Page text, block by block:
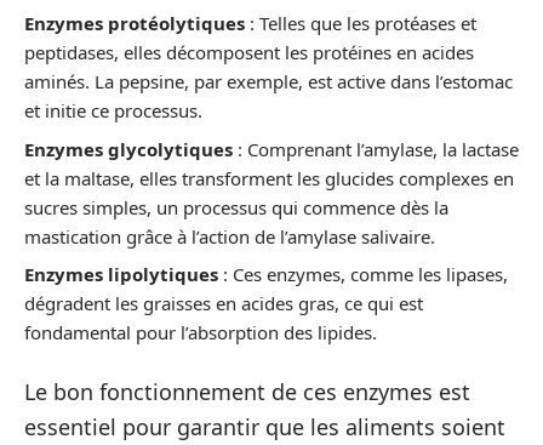
Enzymes protéolytiques : Telles que les protéases et
peptidases, elles décomposent les protéines en acides
aminés. La pepsine, par exemple, est active dans l’estomac
et initie ce processus.
Enzymes glycolytiques : Comprenant l’amylase, la lactase
et la maltase, elles transforment les glucides complexes en
sucres simples, un processus qui commence dès la
mastication grâce à l’action de l’amylase salivaire.
Enzymes lipolytiques : Ces enzymes, comme les lipases,
dégradent les graisses en acides gras, ce qui est
fondamental pour l’absorption des lipides.
Le bon fonctionnement de ces enzymes est
essentiel pour garantir que les aliments soient